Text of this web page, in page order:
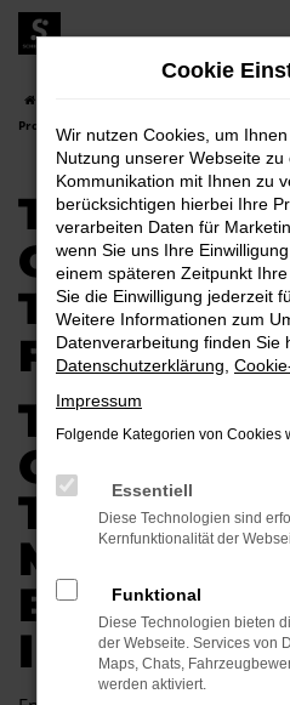
Zum
Hauptinhalt
Proace City Verso Tageszulassung für
TOYOTA
CITY
FÜR
TOYOTA
CITY VERSO
BAUTZEN
IHREM
Cookie
Wir nutzen Cookies, um
Nutzung unserer Webseite
Kommunikation mit Ihnen zu
berücksichtigen hierbei Ihre
verarbeiten Daten für
wenn Sie uns Ihre
einem späteren Zeitpunkt
Sie die Einwilligung jederzeit
Weitere Informationen zum
Datenverarbeitung finden Sie
Datenschutzerklärung
Impressum
Folgende Kategorien von Cookies
Essentiell
Diese Technologien sind
Kernfunktionalität der
Funktional
Diese Technologien bieten
der Webseite. Services von
Maps, Chats,
werden aktiviert.